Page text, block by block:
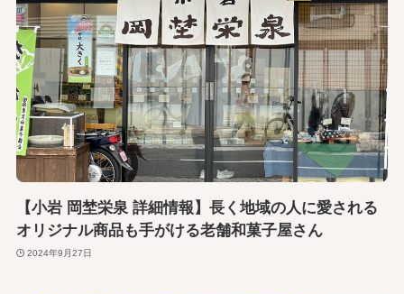
【小岩 岡埜栄泉 詳細情報】長く地域の人に愛される
オリジナル商品も手がける老舗和菓子屋さん
2024年9月27日